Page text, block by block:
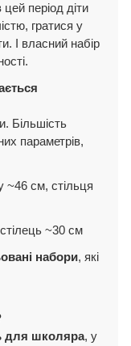
період діти
гратися у
І власний набір
Більшість
параметрів,
~46 см, стільця
~30 см
набори, які
для школяра, у